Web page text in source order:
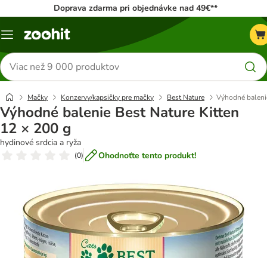
Doprava zdarma pri objednávke nad 49€**
Kategórie
Hľadať
produkty
Mačky Konzervy/kapsičky pre mačky Best Nature Výhodné
Výhodné balenie Best Nature Kitten
12 × 200 g
hydinové srdcia a ryža
(0) Ohodnoťte tento produkt!